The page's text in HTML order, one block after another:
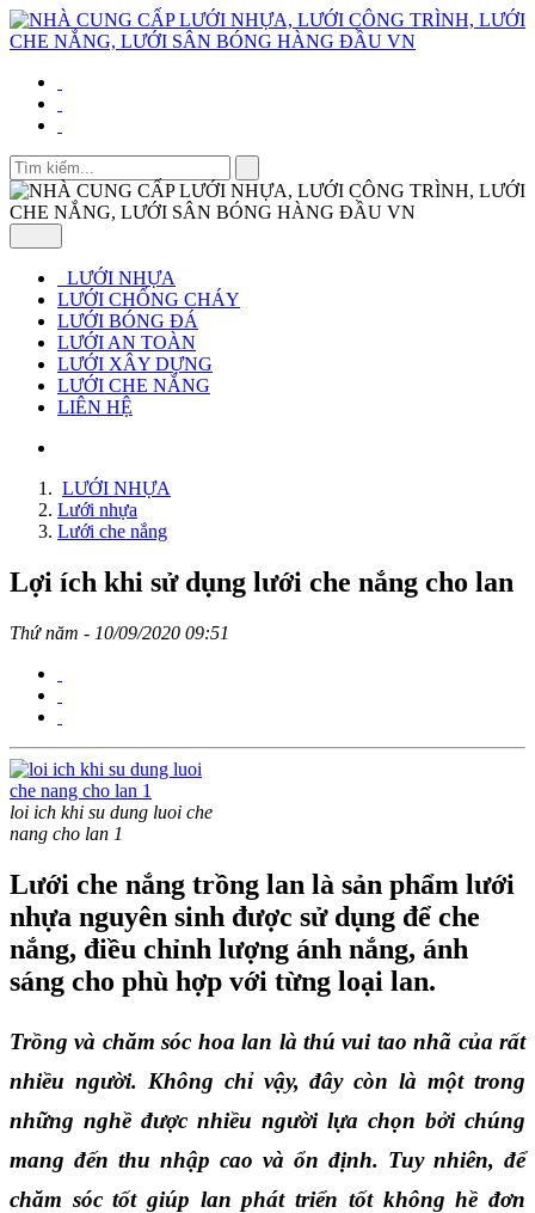
LƯỚI NHỰA
LƯỚI CHỐNG CHÁY
LƯỚI BÓNG ĐÁ
LƯỚI AN TOÀN
LƯỚI XÂY DỰNG
LƯỚI CHE NẮNG
LIÊN HỆ
LƯỚI NHỰA
Lưới nhựa
Lưới che nắng
Lợi ích khi sử dụng lưới che nắng cho lan
Thứ năm - 10/09/2020 09:51
loi ich khi su dung luoi che
nang cho lan 1
Lưới che nắng trồng lan là sản phẩm lưới
nhựa nguyên sinh được sử dụng để che
nắng, điều chỉnh lượng ánh nắng, ánh
sáng cho phù hợp với từng loại lan.
Trồng và chăm sóc hoa lan là thú vui tao nhã của rất
nhiều người. Không chỉ vậy, đây còn là một trong
những nghề được nhiều người lựa chọn bởi chúng
mang đến thu nhập cao và ổn định. Tuy nhiên, để
chăm sóc tốt giúp lan phát triển tốt không hề đơn